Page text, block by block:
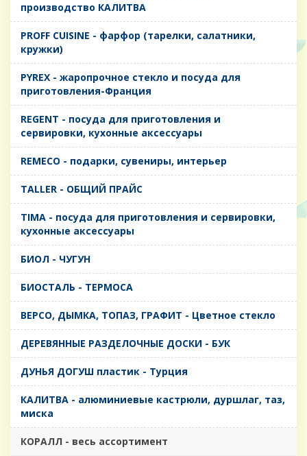
производство КАЛИТВА
PROFF CUISINE - фарфор (тарелки, салатники,
кружки)
PYREX - жаропрочное стекло и посуда для
приготовления-Франция
REGENT - посуда для приготовления и
сервировки, кухонные аксессуары
REMECO - подарки, сувениры, интерьер
TALLER - ОБЩИЙ ПРАЙС
TIMA - посуда для приготовления и сервировки,
кухонные аксессуары
БИОЛ - ЧУГУН
БИОСТАЛЬ - ТЕРМОСА
ВЕРСО, ДЫМКА, ТОПАЗ, ГРАФИТ - Цветное стекло
ДЕРЕВЯННЫЕ РАЗДЕЛОЧНЫЕ ДОСКИ - БУК
ДУНЬЯ ДОГУШ пластик - Турция
КАЛИТВА - алюминиевые кастрюли, дуршлаг, таз,
миска
КОРАЛЛ - весь ассортимент